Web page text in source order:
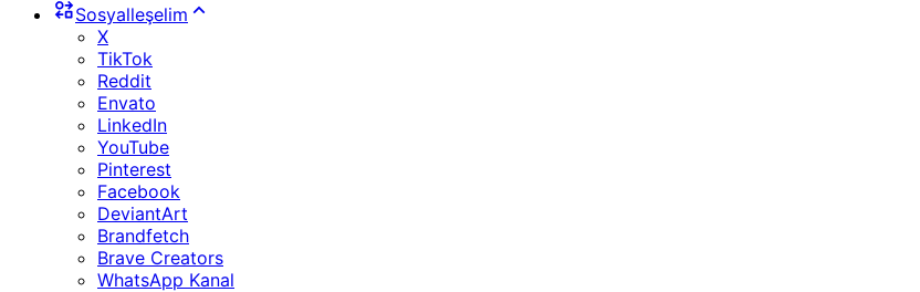
Sosyalleşelim
X
TikTok
Reddit
Envato
LinkedIn
YouTube
Pinterest
Facebook
DeviantArt
Brandfetch
Brave Creators
WhatsApp Kanal